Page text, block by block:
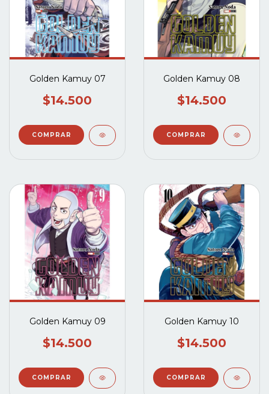
Golden Kamuy 07
$14.500
Golden Kamuy 08
$14.500
Golden Kamuy 09
$14.500
Golden Kamuy 10
$14.500